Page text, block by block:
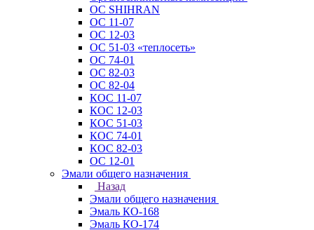
ОС SHIHRAN
ОС 11-07
ОС 12-03
ОС 51-03 «теплосеть»
ОС 74-01
ОС 82-03
ОС 82-04
КОС 11-07
КОС 12-03
КОС 51-03
КОС 74-01
КОС 82-03
ОС 12-01
Эмали общего назначения
Назад
Эмали общего назначения
Эмаль КО-168
Эмаль КО-174